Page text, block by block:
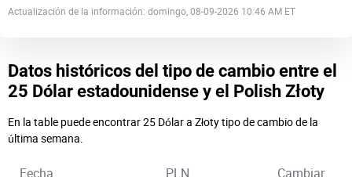
Actualización de la información: domingo, 08-09-2026 10:46 AM ET
Datos históricos del tipo de cambio entre el
25 Dólar estadounidense y el Polish Złoty
En la table puede encontrar 25 Dólar a Złoty tipo de cambio de la
última semana.
Fecha PLN Cambiar